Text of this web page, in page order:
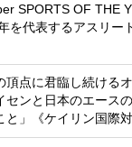
SPORTS OF THE
を代表するアスリー
頂点に君臨し続ける
センと日本のエース
と」《ケイリン国際